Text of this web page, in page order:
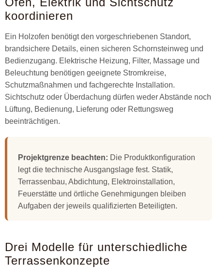
koordinieren
Ein Holzofen benötigt den vorgeschriebenen Standort,
brandsichere Details, einen sicheren Schornsteinweg und
Bedienzugang. Elektrische Heizung, Filter, Massage und
Beleuchtung benötigen geeignete Stromkreise,
Schutzmaßnahmen und fachgerechte Installation.
Sichtschutz oder Überdachung dürfen weder Abstände noch
Lüftung, Bedienung, Lieferung oder Rettungsweg
beeinträchtigen.
Projektgrenze beachten: Die Produktkonfiguration
legt die technische Ausgangslage fest. Statik,
Terrassenbau, Abdichtung, Elektroinstallation,
Feuerstätte und örtliche Genehmigungen bleiben
Aufgaben der jeweils qualifizierten Beteiligten.
Drei Modelle für unterschiedliche
Terrassenkonzepte